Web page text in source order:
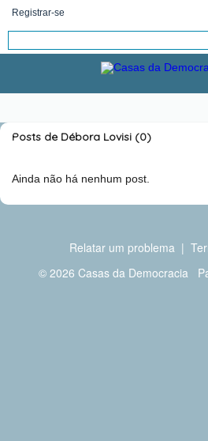
Registrar-se
Posts de Débora Lovisi (0)
Ainda não há nenhum post.
Relatar um problema|
© 2026 Casas da Democracia